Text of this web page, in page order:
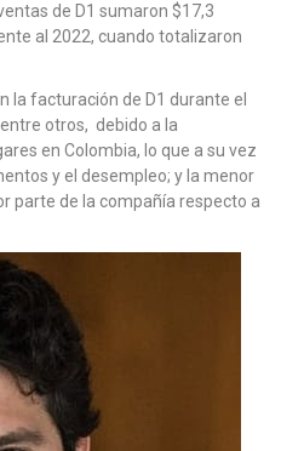
de D1 sumaron $17,3
al 2022, cuando totalizaron
la facturación de D1 durante el
otros, debido a la
en Colombia, lo que a su vez
y el desempleo; y la menor
parte de la compañía respecto a